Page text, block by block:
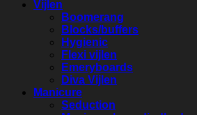
Vijlen
Boomerang
Blocks/buffers
Hygienic
Flexi vijlen
Emeryboards
Diva Vijlen
Manicure
Seduction